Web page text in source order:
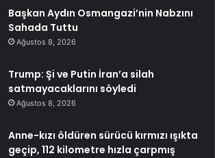
Başkan Aydın Osmangazi’nin Nabzını
Sahada Tuttu
Ağustos 8, 2026
Trump: Şi ve Putin İran’a silah
satmayacaklarını söyledi
Ağustos 8, 2026
Anne-kızı öldüren sürücü kırmızı ışıkta
geçip, 112 kilometre hızla çarpmış